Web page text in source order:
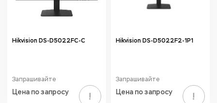
Hikvision DS-D5022FC-C
Запрашивайте
Цена по запросу !
Hikvision DS-D5022F2-1P1
Запрашивайте
Цена по запросу !